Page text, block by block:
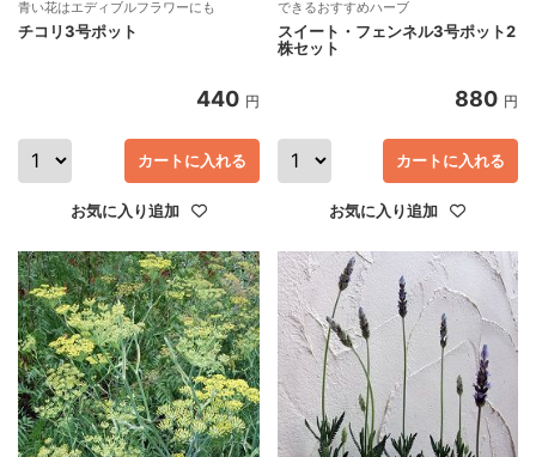
青い花はエディブルフラワーにも
チコリ3号ポット
440 円
カートに入れる
お気に入り追加
できるおすすめハーブ
スイート・フェンネル3号ポット2
株セット
880 円
カートに入れる
お気に入り追加